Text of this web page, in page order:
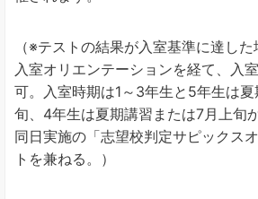
（※テストの結果が入室基準に達し
入室オリエンテーションを経て、入
可。入室時期は1～3年生と5年生は
旬、4年生は夏期講習または7月上旬
同日実施の「志望校判定サピックス
トを兼ねる。）